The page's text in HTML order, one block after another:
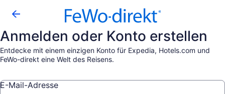
Anmelden oder Konto erstellen
Entdecke mit einem einzigen Konto für Expedia, Hotels.com und
FeWo-direkt eine Welt des Reisens.
E-Mail-Adresse